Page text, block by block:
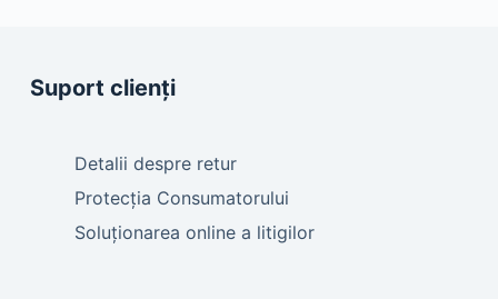
Suport clienți
Detalii despre retur
Protecția Consumatorului
Soluționarea online a litigilor